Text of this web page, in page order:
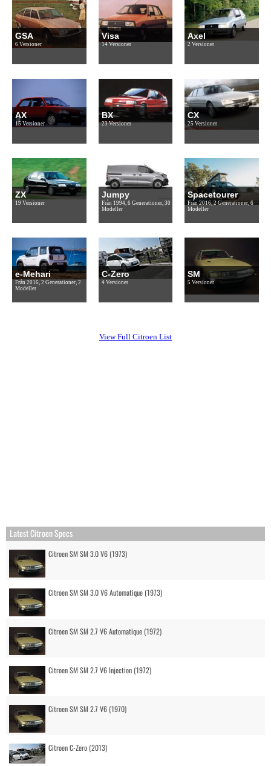
GSA
6 Versioner
Visa
14 Versioner
Axel
2 Versioner
AX
15 Versioner
BX
23 Versioner
CX
25 Versioner
ZX
19 Versioner
Jumpy
Från 1994, 6 Generationer, 30
Modeller
Spacetourer
Från 2016, 2 Generationer, 6
Modeller
e-Mehari
Från 2016, 2 Generationer, 2
Modeller
C-Zero
4 Versioner
SM
5 Versioner
View Full Citroen List
Latest Citroen Specs
Citroen SM SM 3.0 V6 (1973)
Citroen SM SM 3.0 V6 Automatique (1973)
Citroen SM SM 2.7 V6 Automatique (1972)
Citroen SM SM 2.7 V6 Injection (1972)
Citroen SM SM 2.7 V6 (1970)
Citroen C-Zero (2013)